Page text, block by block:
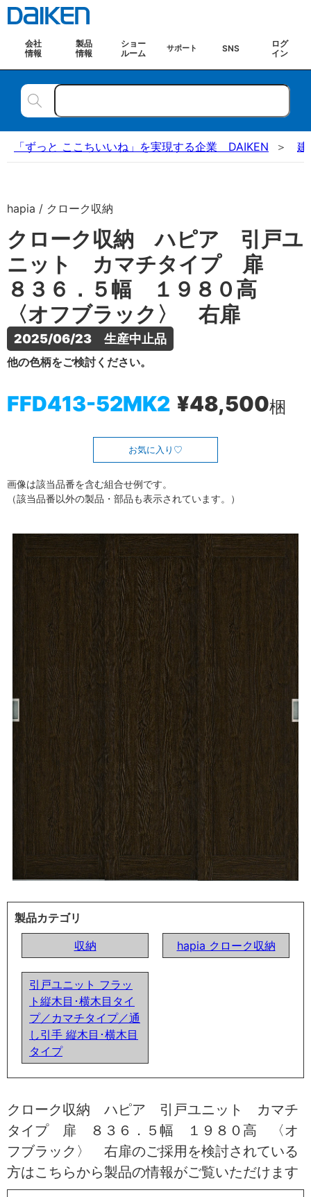
会社
情報
製品
情報
ショー
ルーム
サポート SNS
ログ
イン
「ずっと ここちいいね」を実現する企業 DAIKEN 建
hapia / クローク収納
クローク収納 ハピア 引戸ユ
ニット カマチタイプ 扉
８３６．５幅 １９８０高
〈オフブラック〉 右扉
2025/06/23　生産中止品
他の色柄をご検討ください。
FFD413-52MK2 ¥48,500梱
お気に入り
画像は該当品番を含む組合せ例です。
（該当品番以外の製品・部品も表示されています。）
製品カテゴリ
収納
hapia クローク収納
引戸ユニット フラッ
ト縦木目･横木目タイ
プ／カマチタイプ／通
し引手 縦木目･横木目
タイプ
クローク収納 ハピア 引戸ユニット カマチ
タイプ 扉 ８３６．５幅 １９８０高 〈オ
フブラック〉 右扉のご採用を検討されている
方はこちらから製品の情報がご覧いただけます